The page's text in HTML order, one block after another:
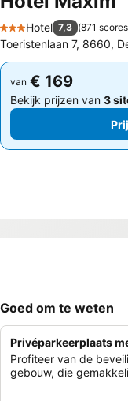
3 Sterren
Hotel 7,3 (871 scores
Toeristenlaan 7, 8660,
van € 169
Bekijk prijzen van 3
van € 169
Bekijk prijzen van 3
Goed om te weten
Privéparkeerplaats
Profiteer van de
gebouw, die